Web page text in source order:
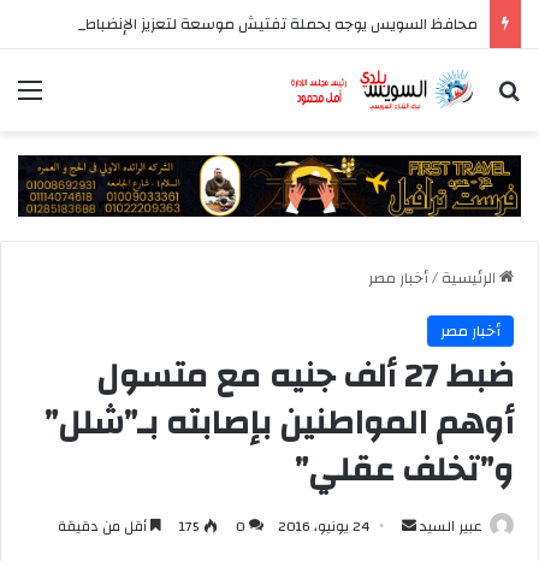
بحث عن
الرئيسية/أخبار مصر
أخبار مصر
ضبط 27 ألف جنيه مع متسول
أوهم المواطنين بإصابته بـ”شلل”
و”تخلف عقلي”
عبير السيد
أرسل 24 يونيو، 2016 0
175 أقل من دقيقة